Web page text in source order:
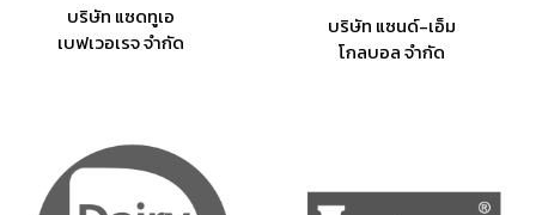
บริษัท แซดทูเอ
เบฟเวอเรจ จำกัด
บริษัท แซนด์-เอ็ม
โกลบอล จำกัด